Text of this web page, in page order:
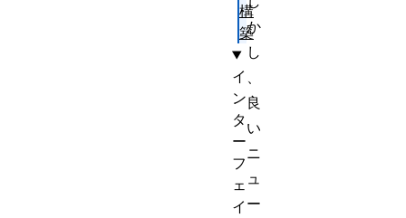
か
し
良
い
ニ
ュ
ー
構
築
イ
ン
タ
ー
フ
ェ
イ